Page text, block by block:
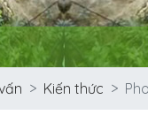
Kiến thức